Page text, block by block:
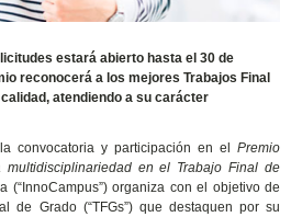
estará abierto hasta el 30 de
reconocerá a los mejores Trabajos Final
atendiendo a su carácter
convocatoria y participación en elPremio
multidisciplinariedad en el Trabajo Final de
(“InnoCampus”) organiza con el objetivo de
de Grado (“TFGs”) que destaquen por su